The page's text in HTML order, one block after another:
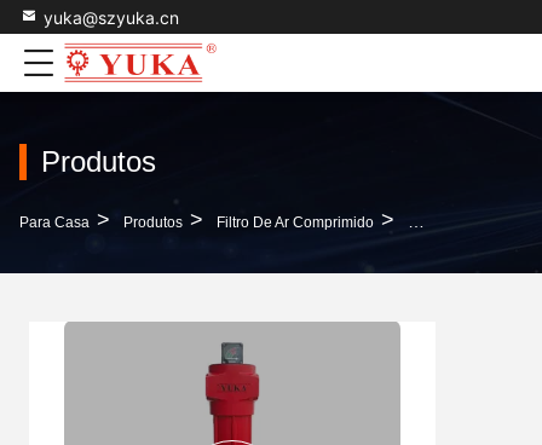
yuka@szyuka.cn
Produtos
Para Casa > Produtos > Filtro De Ar Comprimido > Filtro De Ar